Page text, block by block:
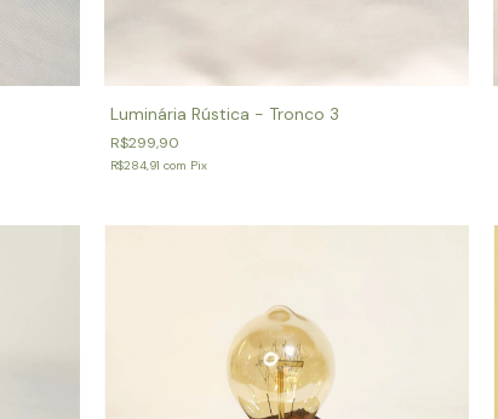
Luminária Rústica - Tronco 3
R$299,90
R$284,91 com Pix